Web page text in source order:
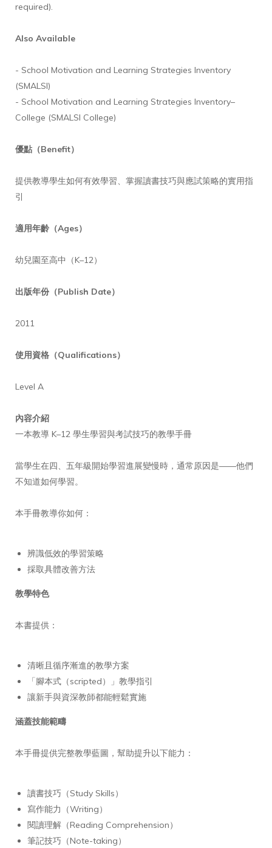
required).
Also Available
- School Motivation and Learning Strategies Inventory
(SMALSI)
- School Motivation and Learning Strategies Inventory–
College (SMALSI College)
優點（Benefit）
提供教導學生如何有效學習、掌握讀書技巧與應試策略的實用指
引
適用年齡（Ages）
幼兒園至高中（K–12）
出版年份（Publish Date）
2011
使用資格（Qualifications）
Level A
內容介紹
一本教導 K–12 學生學習與考試技巧的教學手冊
當學生在四、五年級開始學習進展變慢時，通常原因是——他們
不知道如何學習。
本手冊教導你如何：
辨識低效的學習策略
採取具體改善方法
教學特色
本書提供：
清晰且循序漸進的教學方案
「腳本式（scripted）」教學指引
讓新手與資深教師都能輕鬆實施
涵蓋技能範疇
本手冊提供完整教學藍圖，幫助提升以下能力：
讀書技巧（Study Skills）
寫作能力（Writing）
閱讀理解（Reading Comprehension）
筆記技巧（Note-taking）